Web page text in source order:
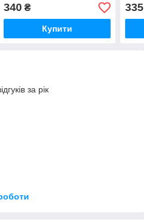
340₴
Купити
335
за рік